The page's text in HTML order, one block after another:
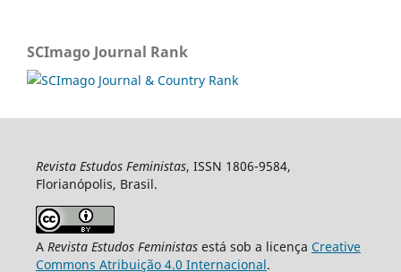
SCImago Journal Rank
Revista Estudos Feministas, ISSN 1806-9584,
Florianópolis, Brasil.
A Revista Estudos Feministasestá sob a licença Creative
Commons Atribuição 4.0 Internacional.